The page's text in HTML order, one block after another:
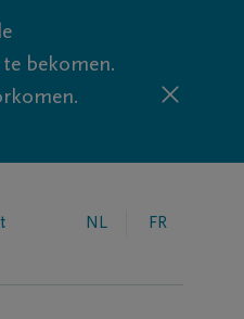
bekomen.
NL FR